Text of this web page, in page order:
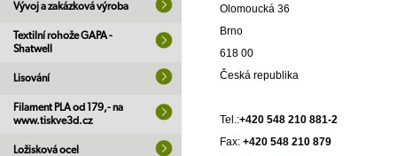
Vývoj a zakázková výroba
Textilní rohože GAPA -
Shatwell
Lisování
Filament PLA od 179,- na
www.tiskve3d.cz
Ložisková ocel
Olomoucká 36
Brno
618 00
Česká republika
Tel.:+420 548 210 881-2
Fax: +420 548 210 879